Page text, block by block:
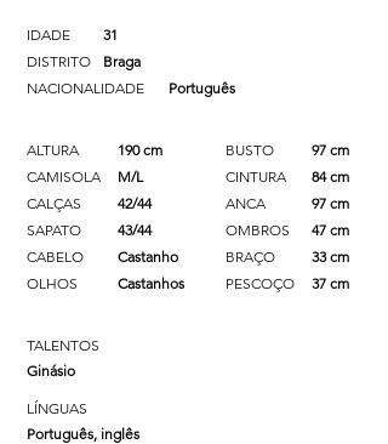
IDADE
31
DISTRITO
Braga
NACIONALIDADE
Português
ALTURA
190 cm
CAMISOLA
M/L
CALÇAS
42/44
SAPATO
43/44
CABELO
Castanho
OLHOS
Castanhos
BUSTO
97 cm
CINTURA
84 cm
ANCA
97 cm
OMBROS
47 cm
BRAÇO
33 cm
PESCOÇO
37 cm
TALENTOS
Ginásio
LÍNGUAS
Português, inglês